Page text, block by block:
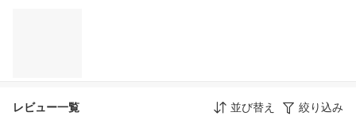
レビュー一覧 並び替え 絞り込み